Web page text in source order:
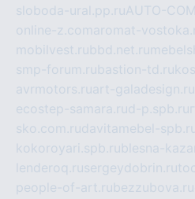
sloboda-ural.pp.ruAUTO-
online-z.comaromat-
mobilvest.rubbd.net.ru
smp-forum.rubastion-td.ru
avrmotors.ruart-galadesign.ru
ecostep-samara.rud-p.spb.ru
sko.com.rudavitamebel-
kokoroyari.spb.rublesna-
lenderoq.rusergeydobrin.ru
people-of-art.rubezzubova.ru